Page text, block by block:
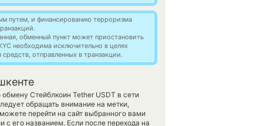
путем, и финансированию терроризма
обменный пункт может приостановить
необходима исключительно в целях
отправленных в транзакции.
Стейблкоин Tether USDT в сети
обращать внимание на метки,
перейти на сайт выбранного вами
его названием. Если после перехода на